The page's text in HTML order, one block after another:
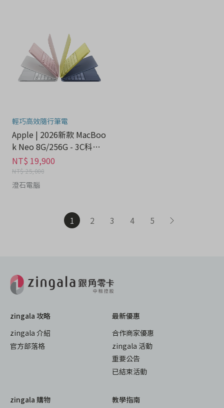
輕巧高效隨行筆電
Apple | 2026新款 MacBoo
k Neo 8G/256G - 3C科技
分期
NT$ 19,900
NT$ 25,000
澄石電腦
1 2 3 4 5
zingala 攻略
zingala 介紹
官方部落格
最新優惠
合作商家優惠
zingala 活動
重要公告
已結束活動
zingala 購物
教學指南